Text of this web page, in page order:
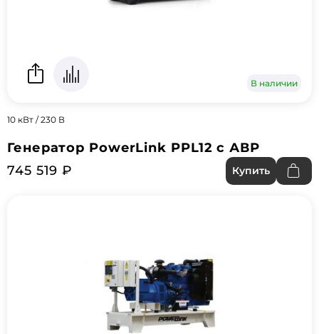
В наличии
10 кВт / 230 В
Генератор PowerLink PPL12 с АВР
745 519 ₽
Купить